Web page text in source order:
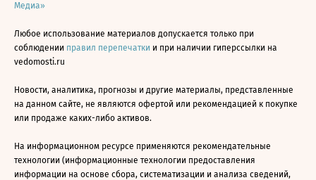
Медиа»
Любое использование материалов допускается только при
соблюдении правил перепечатки и при наличии гиперссылки на
vedomosti.ru
Новости, аналитика, прогнозы и другие материалы, представленные
на данном сайте, не являются офертой или рекомендацией к покупке
или продаже каких-либо активов.
На информационном ресурсе применяются рекомендательные
технологии (информационные технологии предоставления
информации на основе сбора, систематизации и анализа сведений,